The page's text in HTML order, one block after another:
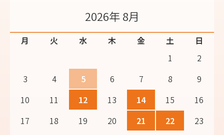
2026年 8月
月 火 水 木 金 土
日
1
2
3
4 5 6 7 8
9
10
11 12 13 14 15
16
17
18 19 20 21 22
23